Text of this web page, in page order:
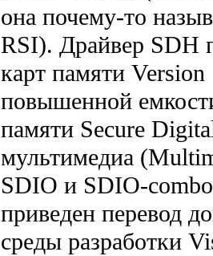
она почему-то
RSI). Драйвер SDH
карт памяти
повышенной
памяти Secure
мультимедиа
SDIO и SDIO-
приведен перевод
среды разработки